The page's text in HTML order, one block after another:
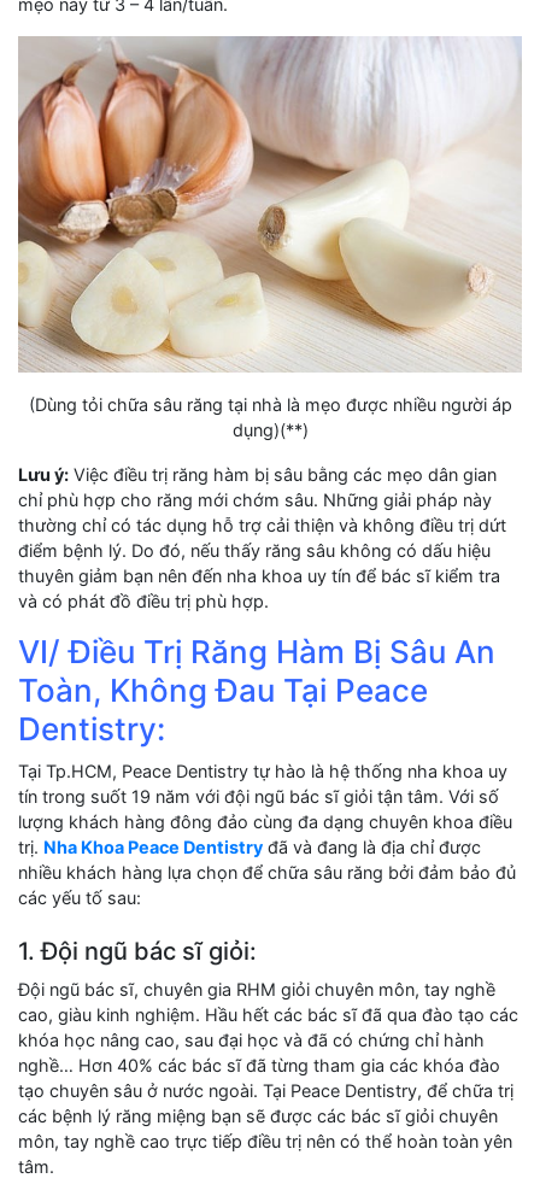
mẹo này từ 3 – 4 lần/tuần.
(Dùng tỏi chữa sâu răng tại nhà là mẹo được nhiều người áp
dụng)(**)
Lưu ý: Việc điều trị răng hàm bị sâu bằng các mẹo dân gian
chỉ phù hợp cho răng mới chớm sâu. Những giải pháp này
thường chỉ có tác dụng hỗ trợ cải thiện và không điều trị dứt
điểm bệnh lý. Do đó, nếu thấy răng sâu không có dấu hiệu
thuyên giảm bạn nên đến nha khoa uy tín để bác sĩ kiểm tra
và có phát đồ điều trị phù hợp.
VI/ Điều Trị Răng Hàm Bị Sâu An
Toàn, Không Đau Tại Peace
Dentistry:
Tại Tp.HCM, Peace Dentistry tự hào là hệ thống nha khoa uy
tín trong suốt 19 năm với đội ngũ bác sĩ giỏi tận tâm. Với số
lượng khách hàng đông đảo cùng đa dạng chuyên khoa điều
trị. Nha Khoa Peace Dentistry đã và đang là địa chỉ được
nhiều khách hàng lựa chọn để chữa sâu răng bởi đảm bảo đủ
các yếu tố sau:
1. Đội ngũ bác sĩ giỏi:
Đội ngũ bác sĩ, chuyên gia RHM giỏi chuyên môn, tay nghề
cao, giàu kinh nghiệm. Hầu hết các bác sĩ đã qua đào tạo các
khóa học nâng cao, sau đại học và đã có chứng chỉ hành
nghề… Hơn 40% các bác sĩ đã từng tham gia các khóa đào
tạo chuyên sâu ở nước ngoài. Tại Peace Dentistry, để chữa trị
các bệnh lý răng miệng bạn sẽ được các bác sĩ giỏi chuyên
môn, tay nghề cao trực tiếp điều trị nên có thể hoàn toàn yên
tâm.